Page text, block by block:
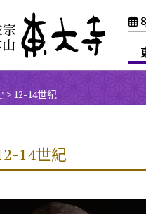
> 12-14世紀
14世紀